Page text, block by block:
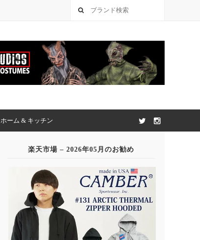
ホーム & キッチン
楽天市場 – 2026年05月のお勧め